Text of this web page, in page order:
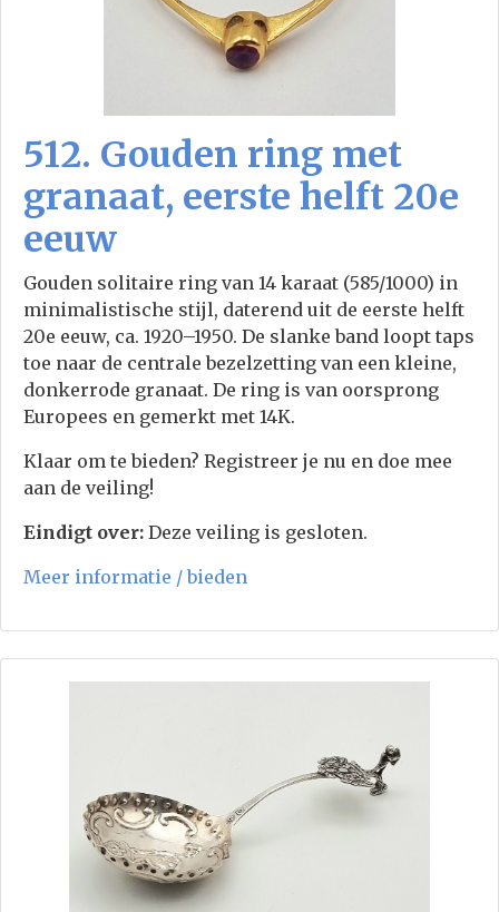
512. Gouden ring met
granaat, eerste helft 20e
eeuw
Gouden solitaire ring van 14 karaat (585/1000) in
minimalistische stijl, daterend uit de eerste helft
20e eeuw, ca. 1920–1950. De slanke band loopt taps
toe naar de centrale bezelzetting van een kleine,
donkerrode granaat. De ring is van oorsprong
Europees en gemerkt met 14K.
Klaar om te bieden? Registreer je nu en doe mee
aan de veiling!
Eindigt over: Deze veiling is gesloten.
Meer informatie / bieden